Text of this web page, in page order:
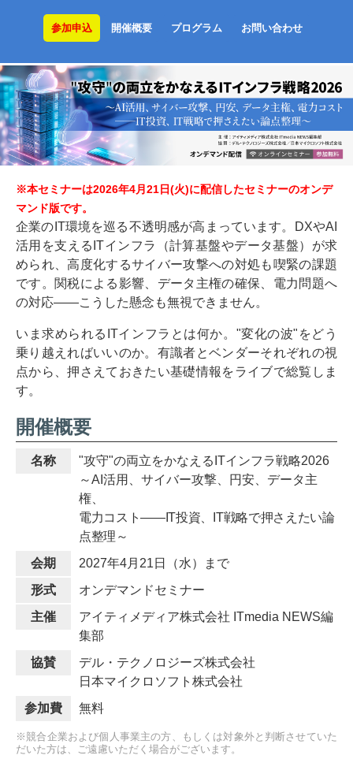
※本セミナーは2026年4月21日(火)に配信したセミナーのオンデ
マンド版です。
企業のIT環境を巡る不透明感が高まっています。DXやAI
活用を支えるITインフラ（計算基盤やデータ基盤）が求
められ、高度化するサイバー攻撃への対処も喫緊の課題
です。関税による影響、データ主権の確保、電力問題へ
の対応――こうした懸念も無視できません。
いま求められるITインフラとは何か。"変化の波"をどう
乗り越えればいいのか。有識者とベンダーそれぞれの視
点から、押さえておきたい基礎情報をライブで総覧しま
す。
開催概要
名称
"攻守"の両立をかなえるITインフラ戦略2026
～AI活用、サイバー攻撃、円安、データ主
権、
電力コスト――IT投資、IT戦略で押さえたい論
点整理～
会期
2027年4月21日（水）まで
形式
オンデマンドセミナー
主催
アイティメディア株式会社 ITmedia NEWS編
集部
協賛
デル・テクノロジーズ株式会社
日本マイクロソフト株式会社
参加費
無料
※競合企業および個人事業主の方、もしくは対象外と判断させていた
だいた方は、ご遠慮いただく場合がございます。
参加申込 開催概要 プログラム お問い合わせ